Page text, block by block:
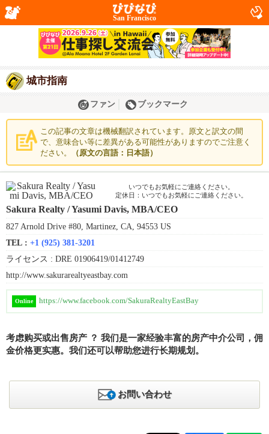
San Francisco
城市指南
ファン ブックマーク
この記事の文章は機械翻訳されています。原文と訳文の間
で、意味合い等に差異がある可能性がありますのでご注意く
ださい。
（原文の言語：日本語）
いつでもお気軽にご連絡ください。
定休日：いつでもお気軽にご連絡ください。
Sakura Realty / Yasumi Davis, MBA/CEO
827 Arnold Drive #80, Martinez, CA, 94553 US
TEL : +1 (925) 381-3201
ライセンス : DRE 01906419/01412749
http://www.sakurarealtyeastbay.com
Online https://www.facebook.com/SakuraRealtyEastBay
考虑购买或出售房产 ？ 我们是一家经验丰富的房产中介公司，佣
金价格更实惠。我们还可以帮助您进行长期规划。
お問い合わせ